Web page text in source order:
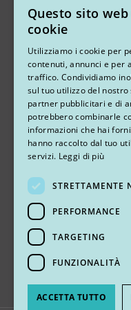
Questo sito
cookie
Utilizziamo i cookie per
contenuti, annunci e per
traffico. Condividiamo
sul tuo utilizzo del nostro
partner pubblicitari e di
potrebbero combinarle
informazioni che hai
hanno raccolto dal tuo
servizi. Leggi di più
STRETTAMENTE
PERFORMANCE
TARGETING
FUNZIONALITÀ
ACCETTA TUTTO